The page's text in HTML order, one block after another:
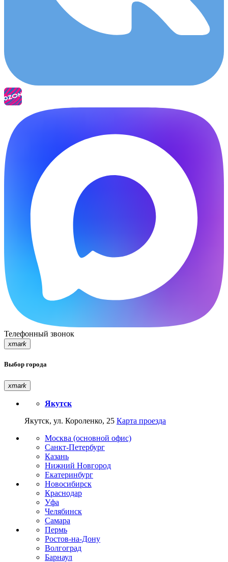
Телефонный звонок
xmark
Выбор города
xmark
Якутск
Якутск, ул. Короленко, 25 Карта проезда
Москва (основной офис)
Санкт-Петербург
Казань
Нижний Новгород
Екатеринбург
Новосибирск
Краснодар
Уфа
Челябинск
Самара
Пермь
Ростов-на-Дону
Волгоград
Барнаул